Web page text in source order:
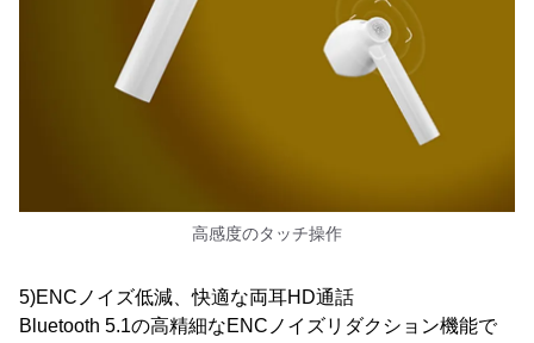
高感度のタッチ操作
5)ENCノイズ低減、快適な両耳HD通話
Bluetooth 5.1の高精細なENCノイズリダクション機能で